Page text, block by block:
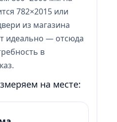
782×2015 или
из магазина
идеально — отсюда
в
на месте: